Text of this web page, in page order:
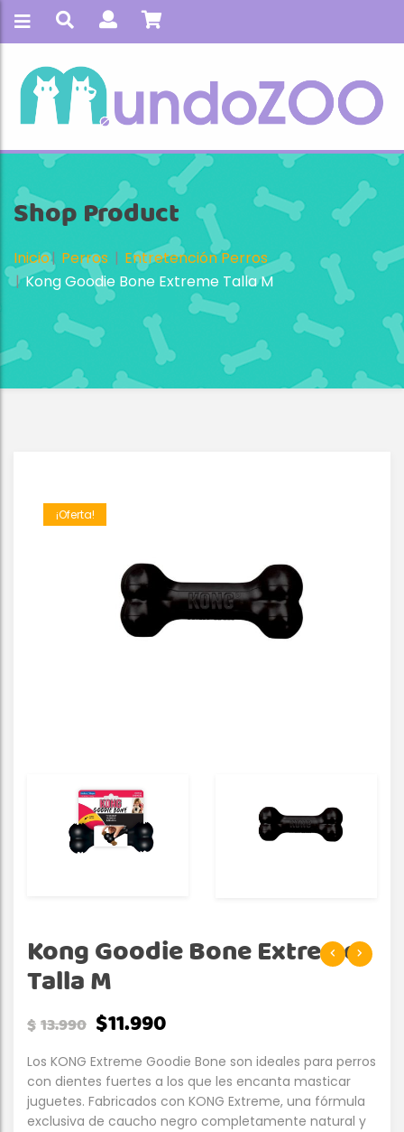
Shop Product
Inicio Perros
Entretención Perros
Kong Goodie Bone Extreme Talla M
¡Oferta!
Kong Goodie Bone Extreme
Talla M
$13.990 $11.990
Los KONG Extreme Goodie Bone son ideales para perros
con dientes fuertes a los que les encanta masticar
juguetes. Fabricados con KONG Extreme, una fórmula
exclusiva de caucho negro completamente natural y